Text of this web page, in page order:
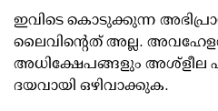
ഇവിടെ കൊടുക്കുന്ന
ലൈവിന്റെത് അല്ല.
അധിക്ഷേപങ്ങളും അശ്‌ളീല
ദയവായി ഒഴിവാക്കുക.